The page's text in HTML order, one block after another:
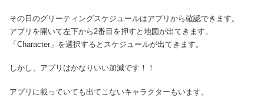
その日のグリーティングスケジュールはアプリから確認できます。
アプリを開いて左下から2番目を押すと地図が出てきます。
「Character」を選択するとスケジュールが出てきます。
しかし、アプリはかなりいい加減です！！
アプリに載っていても出てこないキャラクターもいます。